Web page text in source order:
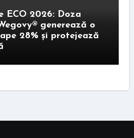
ECO 2026: Doza
generează o
28% și protejează